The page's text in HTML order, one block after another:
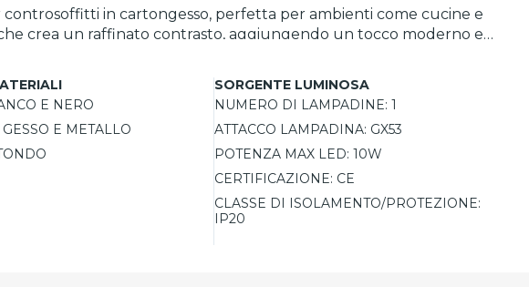
in cartongesso, perfetta per ambienti come cucine e
crea un raffinato contrasto, aggiungendo un tocco moderno e
ampia e uniforme, rendendolo ideale per illuminare grandi
visivo e le prestazioni luminose. Inoltre, il design intelligente
permette una facile sostituzione della lampadina senza necessità di mollette esterne, offrendo praticità e una manutenzione semplificata. IP20
E NERO
GESSO E METALLO
SORGENTE LUMINOSA
NUMERO DI LAMPADINE: 1
ATTACCO LAMPADINA: GX53
POTENZA MAX LED: 10W
CERTIFICAZIONE: CE
CLASSE DI ISOLAMENTO/PROTEZIONE:
IP20